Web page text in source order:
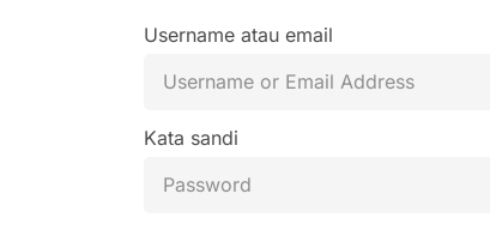
Username atau email
Kata sandi